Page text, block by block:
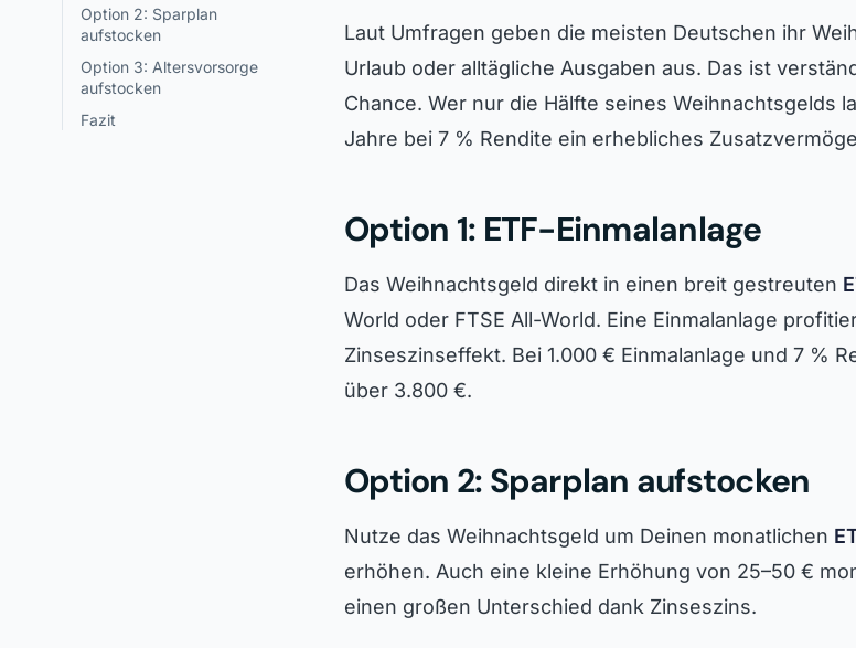
Option 2: Sparplan
aufstocken
Option 3: Altersvorsorge
aufstocken
Fazit
Laut Umfragen geben die meisten Deutschen ihr
Urlaub oder alltägliche Ausgaben aus. Das ist
Chance. Wer nur die Hälfte seines Weihnachtsgelds
Jahre bei 7 % Rendite ein erhebliches
Option 1: ETF-Einmalanlage
Das Weihnachtsgeld direkt in einen breit gestreuten
World oder FTSE All-World. Eine Einmalanlage
Zinseszinseffekt. Bei 1.000 € Einmalanlage und 7 %
über 3.800 €.
Option 2: Sparplan aufstocken
Nutze das Weihnachtsgeld um Deinen monatlichen
erhöhen. Auch eine kleine Erhöhung von 25–50 €
einen großen Unterschied dank Zinseszins.